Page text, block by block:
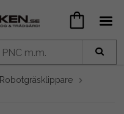
Robotgräsklippare